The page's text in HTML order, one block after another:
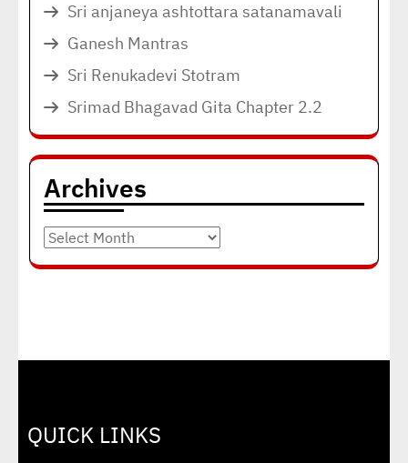
Sri anjaneya ashtottara satanamavali
Ganesh Mantras
Sri Renukadevi Stotram
Srimad Bhagavad Gita Chapter 2.2
Archives
Archives
QUICK LINKS